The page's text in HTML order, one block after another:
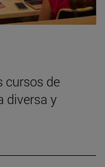
cursos de
diversa y